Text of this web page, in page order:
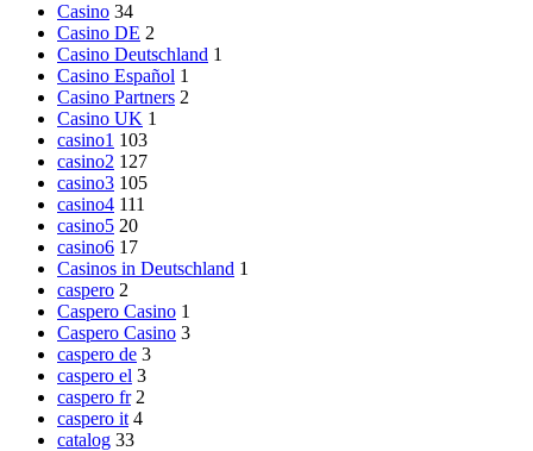
Casino 34
Casino DE 2
Casino Deutschland 1
Casino Español 1
Casino Partners 2
Casino UK 1
casino1 103
casino2 127
casino3 105
casino4 111
casino5 20
casino6 17
Casinos in Deutschland 1
caspero 2
Caspero Casino 1
Caspero Casino 3
caspero de 3
caspero el 3
caspero fr 2
caspero it 4
catalog 33